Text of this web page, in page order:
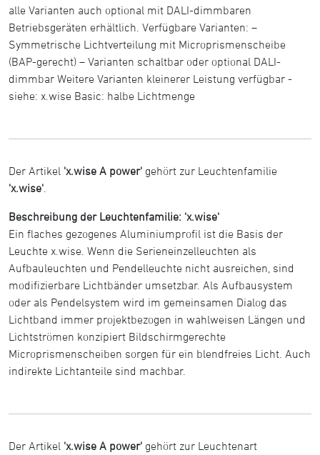
alle Varianten auch optional mit DALI-dimmbaren
Betriebsgeräten erhältlich. Verfügbare Varianten: –
Symmetrische Lichtverteilung mit Microprismenscheibe
(BAP-gerecht) – Varianten schaltbar oder optional DALI-
dimmbar Weitere Varianten kleinerer Leistung verfügbar -
siehe: x.wise Basic: halbe Lichtmenge
Der Artikel 'x.wise A power' gehört zur Leuchtenfamilie
'x.wise'
Beschreibung der Leuchtenfamilie: 'x.wise'
Ein flaches gezogenes Aluminiumprofil ist die Basis der
Leuchte x.wise. Wenn die Serieneinzelleuchten als
Aufbauleuchten und Pendelleuchte nicht ausreichen, sind
modifizierbare Lichtbänder umsetzbar. Als Aufbausystem
oder als Pendelsystem wird im gemeinsamen Dialog das
Lichtband immer projektbezogen in wahlweisen Längen und
Lichtströmen konzipiert Bildschirmgerechte
Microprismenscheiben sorgen für ein blendfreies Licht. Auch
indirekte Lichtanteile sind machbar.
Der Artikel 'x.wise A power' gehört zur Leuchtenart